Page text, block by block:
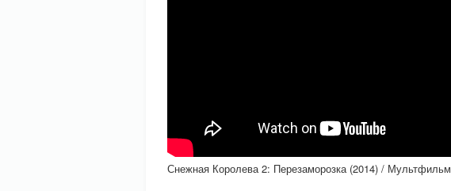
Снежная Королева 2: Перезаморозка (2014) / Мультфильм